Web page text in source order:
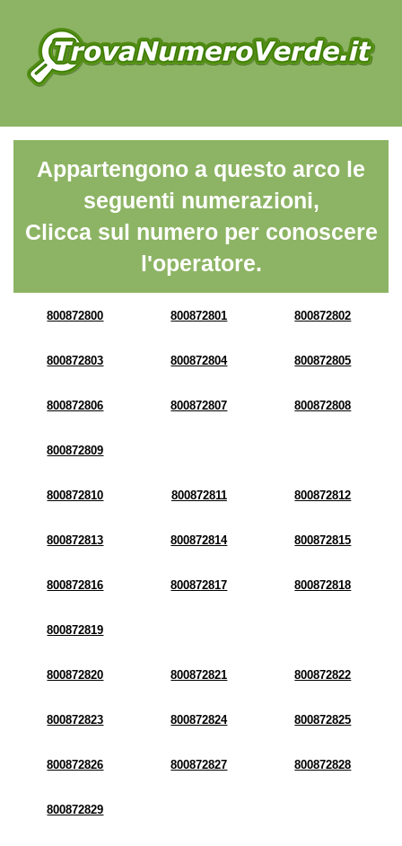
Appartengono a questo arco le
seguenti numerazioni,
Clicca sul numero per conoscere
l'operatore.
800872800 800872801 800872802
800872803 800872804 800872805
800872806 800872807 800872808
800872809
800872810 800872811 800872812
800872813 800872814 800872815
800872816 800872817 800872818
800872819
800872820 800872821 800872822
800872823 800872824 800872825
800872826 800872827 800872828
800872829